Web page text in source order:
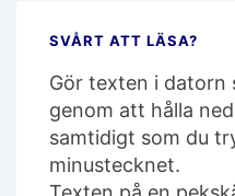
SVÅRT ATT LÄSA?
Gör texten i datorn
genom att hålla
samtidigt som du
minustecknet.